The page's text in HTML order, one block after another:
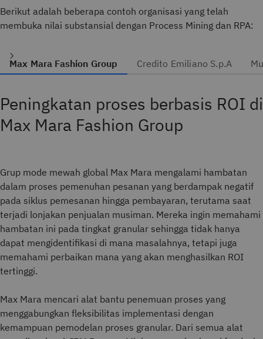
Berikut adalah beberapa contoh organisasi yang telah
membuka nilai substansial dengan Process Mining dan RPA:
Max Mara Fashion Group Credito Emiliano S.p.A
Peningkatan proses berbasis ROI di
Max Mara Fashion Group
Grup mode mewah global Max Mara mengalami hambatan
dalam proses pemenuhan pesanan yang berdampak negatif
pada siklus pemesanan hingga pembayaran, terutama saat
terjadi lonjakan penjualan musiman. Mereka ingin memahami
hambatan ini pada tingkat granular sehingga tidak hanya
dapat mengidentifikasi di mana masalahnya, tetapi juga
memahami perbaikan mana yang akan menghasilkan ROI
tertinggi.
Max Mara mencari alat bantu penemuan proses yang
menggabungkan fleksibilitas implementasi dengan
kemampuan pemodelan proses granular. Dari semua alat